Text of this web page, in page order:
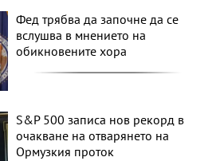
Фед трябва да започне да се
вслушва в мнението на
обикновените хора
S&P 500 записа нов рекорд в
очакване на отварянето на
Ормузкия проток